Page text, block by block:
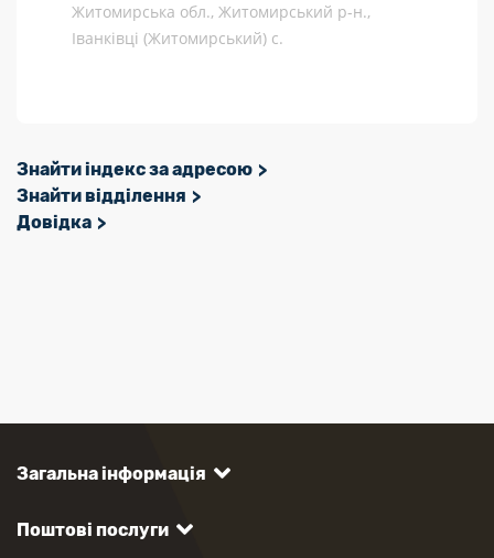
Житомирська обл., Житомирський р-н.,
Іванківці (Житомирський) с.
Знайти індекс за адресою
Знайти відділення
Довідка
Загальна інформація
Поштові послуги